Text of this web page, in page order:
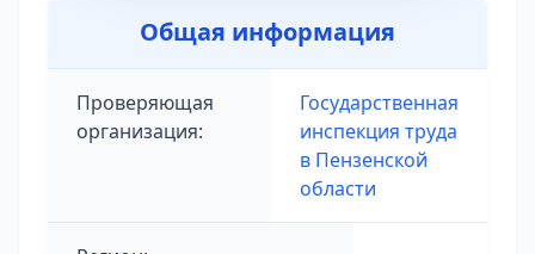
Общая информация
Проверяющая
организация:
Государственная
инспекция труда
в Пензенской
области